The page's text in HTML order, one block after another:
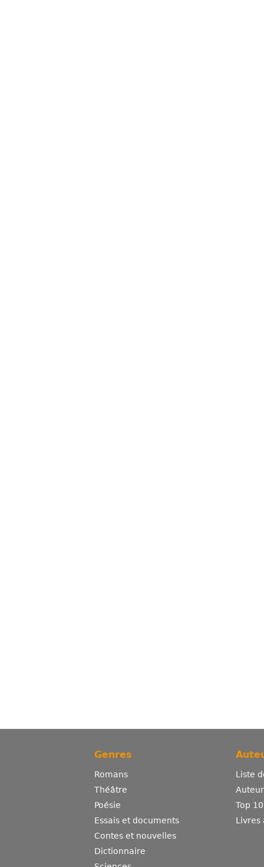
Genres
Romans
Théâtre
Poésie
Essais et documents
Contes et nouvelles
Dictionnaire
Liste
Top
Livres